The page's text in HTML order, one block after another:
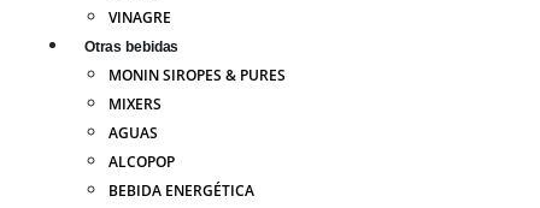
VINAGRE
Otras bebidas
MONIN SIROPES & PURES
MIXERS
AGUAS
ALCOPOP
BEBIDA ENERGÉTICA